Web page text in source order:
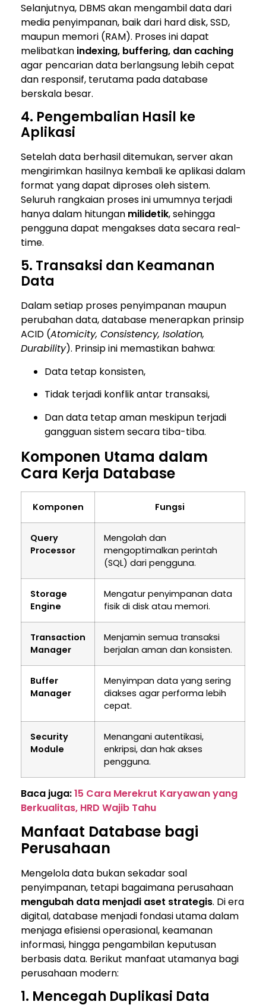
Selanjutnya, DBMS akan mengambil data dari
media penyimpanan, baik dari hard disk, SSD,
maupun memori (RAM). Proses ini dapat
melibatkan indexing, buffering, dan caching
agar pencarian data berlangsung lebih cepat
dan responsif, terutama pada database
berskala besar.
4. Pengembalian Hasil ke
Aplikasi
Setelah data berhasil ditemukan, server akan
mengirimkan hasilnya kembali ke aplikasi dalam
format yang dapat diproses oleh sistem.
Seluruh rangkaian proses ini umumnya terjadi
hanya dalam hitungan milidetik, sehingga
pengguna dapat mengakses data secara real-
time.
5. Transaksi dan Keamanan
Data
Dalam setiap proses penyimpanan maupun
perubahan data, database menerapkan prinsip
ACID (Atomicity, Consistency, Isolation,
Durability). Prinsip ini memastikan bahwa:
Data tetap konsisten,
Tidak terjadi konflik antar transaksi,
Dan data tetap aman meskipun terjadi
gangguan sistem secara tiba-tiba.
Komponen Utama dalam
Cara Kerja Database
Komponen Fungsi
Query
Processor
Mengolah dan
mengoptimalkan perintah
(SQL) dari pengguna.
Storage
Engine
Mengatur penyimpanan data
fisik di disk atau memori.
Transaction
Manager
Menjamin semua transaksi
berjalan aman dan konsisten.
Buffer
Manager
Menyimpan data yang sering
diakses agar performa lebih
cepat.
Security
Module
Menangani autentikasi,
enkripsi, dan hak akses
pengguna.
Baca juga:15 Cara Merekrut Karyawan yang
Berkualitas, HRD Wajib Tahu
Manfaat Database bagi
Perusahaan
Mengelola data bukan sekadar soal
penyimpanan, tetapi bagaimana perusahaan
mengubah data menjadi aset strategis. Di era
digital, database menjadi fondasi utama dalam
menjaga efisiensi operasional, keamanan
informasi, hingga pengambilan keputusan
berbasis data. Berikut manfaat utamanya bagi
perusahaan modern:
1. Mencegah Duplikasi Data